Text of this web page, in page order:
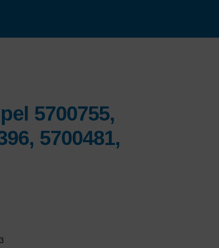
5700755,
5700481,